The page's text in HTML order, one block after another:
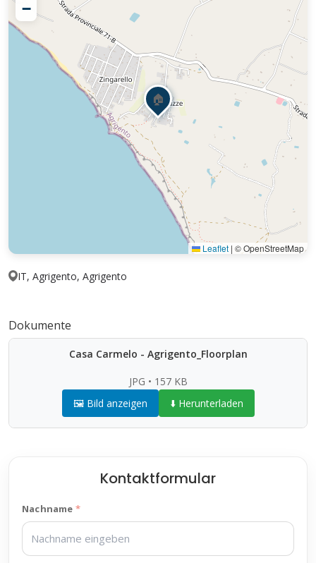
🏠
−
Leaflet | © OpenStreetMap
IT, Agrigento, Agrigento
Dokumente
Casa Carmelo - Agrigento_Floorplan
JPG • 157 KB
🖼️ Bild anzeigen
⬇️ Herunterladen
Kontaktformular
Nachname